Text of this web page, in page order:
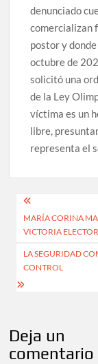
denunciado
comercializan
postor y
octubre de
solicitó una
de la Ley
víctima es un
libre,
representa el
de
entradas
MARÍA CORINA
VICTORIA
LA SEGURIDAD
CONTROL
Deja un
comentario